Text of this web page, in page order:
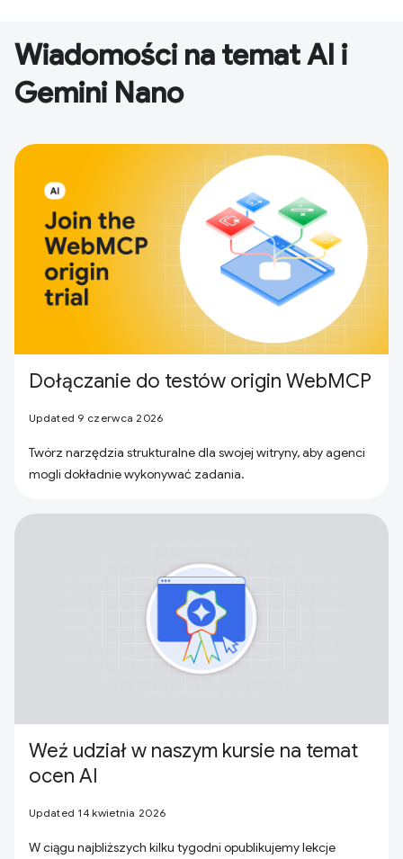
Wiadomości na temat AI i
Gemini Nano
Dołączanie do testów origin WebMCP
Updated 9 czerwca 2026
Twórz narzędzia strukturalne dla swojej witryny, aby agenci
mogli dokładnie wykonywać zadania.
Weź udział w naszym kursie na temat
ocen AI
Updated 14 kwietnia 2026
W ciągu najbliższych kilku tygodni opublikujemy lekcje